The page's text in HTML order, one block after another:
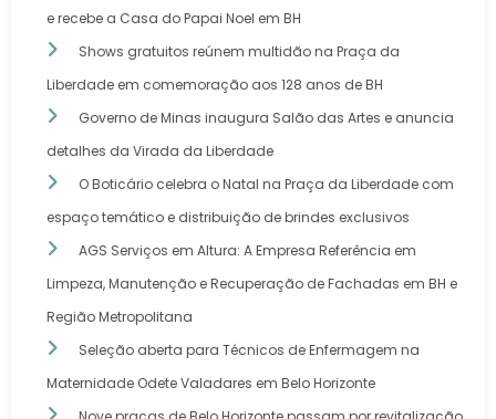
e recebe a Casa do Papai Noel em BH
Shows gratuitos reúnem multidão na Praça da
Liberdade em comemoração aos 128 anos de BH
Governo de Minas inaugura Salão das Artes e anuncia
detalhes da Virada da Liberdade
O Boticário celebra o Natal na Praça da Liberdade com
espaço temático e distribuição de brindes exclusivos
AGS Serviços em Altura: A Empresa Referência em
Limpeza, Manutenção e Recuperação de Fachadas em BH e
Região Metropolitana
Seleção aberta para Técnicos de Enfermagem na
Maternidade Odete Valadares em Belo Horizonte